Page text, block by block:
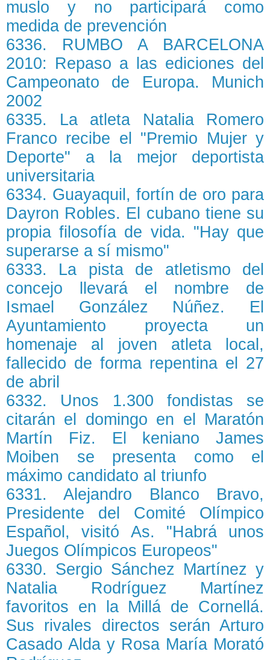
muslo y no participará como
medida de prevención
6336. RUMBO A BARCELONA
2010: Repaso a las ediciones del
Campeonato de Europa. Munich
2002
6335. La atleta Natalia Romero
Franco recibe el "Premio Mujer y
Deporte" a la mejor deportista
universitaria
6334. Guayaquil, fortín de oro para
Dayron Robles. El cubano tiene su
propia filosofía de vida. "Hay que
superarse a sí mismo"
6333. La pista de atletismo del
concejo llevará el nombre de
Ismael González Núñez. El
Ayuntamiento proyecta un
homenaje al joven atleta local,
fallecido de forma repentina el 27
de abril
6332. Unos 1.300 fondistas se
citarán el domingo en el Maratón
Martín Fiz. El keniano James
Moiben se presenta como el
máximo candidato al triunfo
6331. Alejandro Blanco Bravo,
Presidente del Comité Olímpico
Español, visitó As. "Habrá unos
Juegos Olímpicos Europeos"
6330. Sergio Sánchez Martínez y
Natalia Rodríguez Martínez
favoritos en la Millá de Cornellá.
Sus rivales directos serán Arturo
Casado Alda y Rosa María Morató